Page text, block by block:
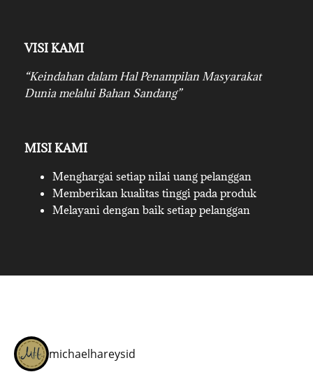
VISI KAMI
“Keindahan dalam Hal Penampilan Masyarakat
Dunia melalui Bahan Sandang”
MISI KAMI
Menghargai setiap nilai uang pelanggan
Memberikan kualitas tinggi pada produk
Melayani dengan baik setiap pelanggan
michaelhareysid